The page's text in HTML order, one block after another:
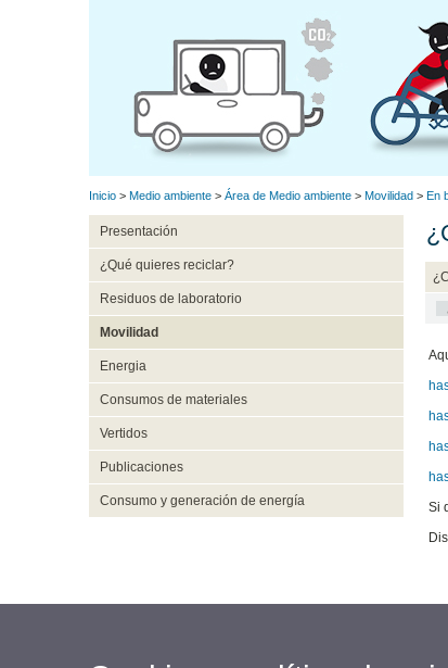
Inicio > Medio ambiente > Área de Medio ambiente > Movilidad > En
Presentación
¿Qué quieres reciclar?
Residuos de laboratorio
Movilidad
Energia
Consumos de materiales
Vertidos
Publicaciones
Consumo y generación de energía
Si